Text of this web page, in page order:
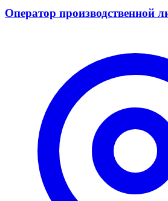
Оператор производственной